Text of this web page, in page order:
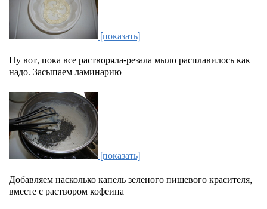
[показать]
Ну вот, пока все растворяла-резала мыло расплавилось как
надо. Засыпаем ламинарию
[показать]
Добавляем насколько капель зеленого пищевого красителя,
вместе с раствором кофеина